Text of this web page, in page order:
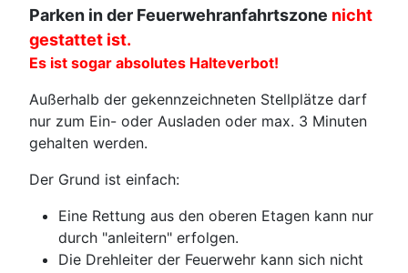
Parken in der Feuerwehranfahrtszone nicht
gestattet ist.
Es ist sogar absolutes Halteverbot!
Außerhalb der gekennzeichneten Stellplätze darf
nur zum Ein- oder Ausladen oder max. 3 Minuten
gehalten werden.
Der Grund ist einfach:
Eine Rettung aus den oberen Etagen kann nur
durch "anleitern" erfolgen.
Die Drehleiter der Feuerwehr kann sich nicht